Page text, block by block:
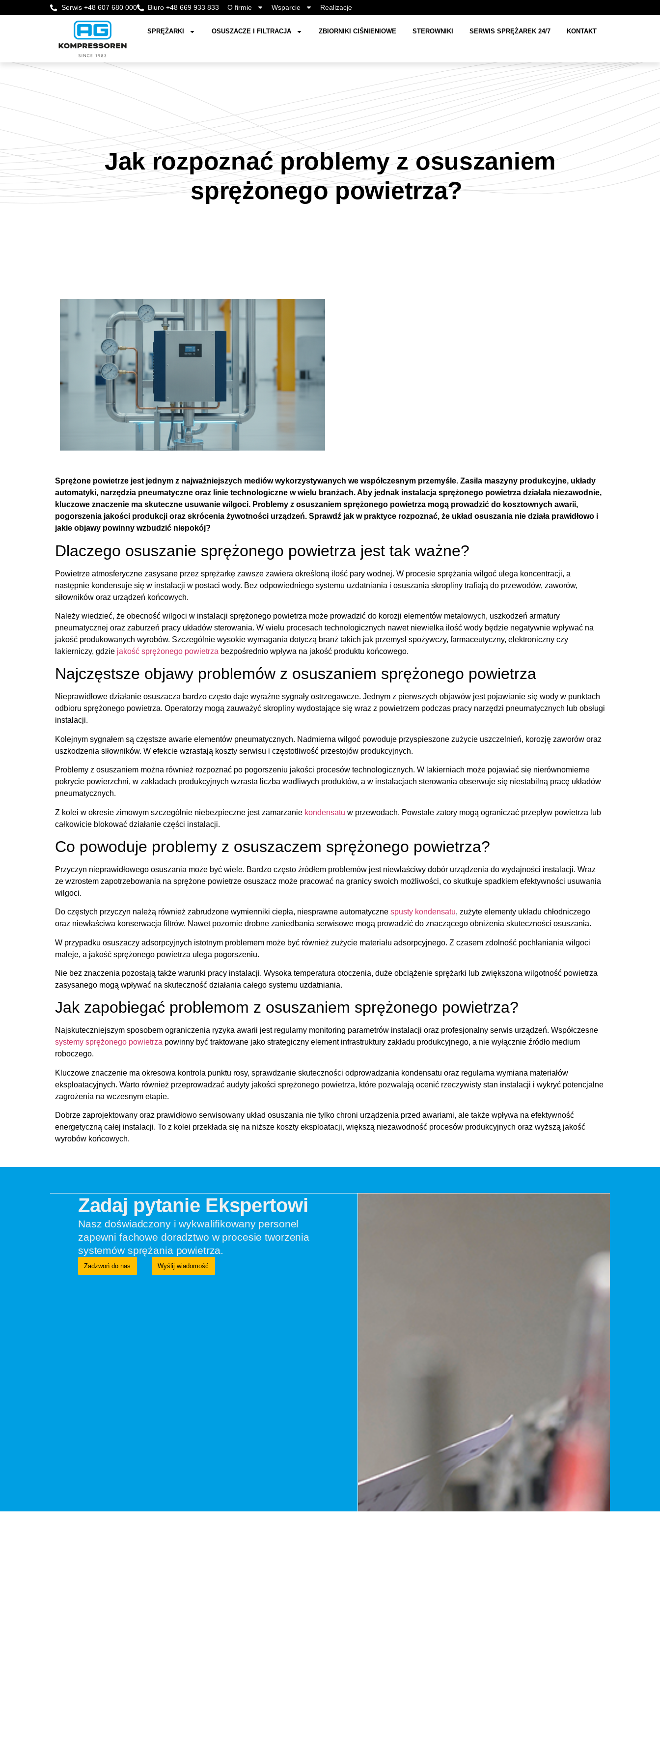
Serwis +48 607 680 000 Biuro +48 669 933 833 O firmie Wsparcie Realizacje
SPRĘŻARKI OSUSZACZE I FILTRACJA ZBIORNIKI CIŚNIENIOWE STEROWNIKI SERWIS SPRĘŻAREK 24/7 KONTAKT
Jak rozpoznać problemy z osuszaniem
sprężonego powietrza?
Sprężone powietrze jest jednym z najważniejszych mediów wykorzystywanych we współczesnym przemyśle. Zasila maszyny produkcyjne, układy
automatyki, narzędzia pneumatyczne oraz linie technologiczne w wielu branżach. Aby jednak instalacja sprężonego powietrza działała niezawodnie,
kluczowe znaczenie ma skuteczne usuwanie wilgoci. Problemy z osuszaniem sprężonego powietrza mogą prowadzić do kosztownych awarii,
pogorszenia jakości produkcji oraz skrócenia żywotności urządzeń. Sprawdź jak w praktyce rozpoznać, że układ osuszania nie działa prawidłowo i
jakie objawy powinny wzbudzić niepokój?
Dlaczego osuszanie sprężonego powietrza jest tak ważne?
Powietrze atmosferyczne zasysane przez sprężarkę zawsze zawiera określoną ilość pary wodnej. W procesie sprężania wilgoć ulega koncentracji, a
następnie kondensuje się w instalacji w postaci wody. Bez odpowiedniego systemu uzdatniania i osuszania skropliny trafiają do przewodów, zaworów,
siłowników oraz urządzeń końcowych.
Należy wiedzieć, że obecność wilgoci w instalacji sprężonego powietrza może prowadzić do korozji elementów metalowych, uszkodzeń armatury
pneumatycznej oraz zaburzeń pracy układów sterowania. W wielu procesach technologicznych nawet niewielka ilość wody będzie negatywnie wpływać na
jakość produkowanych wyrobów. Szczególnie wysokie wymagania dotyczą branż takich jak przemysł spożywczy, farmaceutyczny, elektroniczny czy
lakierniczy, gdzie jakość sprężonego powietrza bezpośrednio wpływa na jakość produktu końcowego.
Najczęstsze objawy problemów z osuszaniem sprężonego powietrza
Nieprawidłowe działanie osuszacza bardzo często daje wyraźne sygnały ostrzegawcze. Jednym z pierwszych objawów jest pojawianie się wody w punktach
odbioru sprężonego powietrza. Operatorzy mogą zauważyć skropliny wydostające się wraz z powietrzem podczas pracy narzędzi pneumatycznych lub obsługi
instalacji.
Kolejnym sygnałem są częstsze awarie elementów pneumatycznych. Nadmierna wilgoć powoduje przyspieszone zużycie uszczelnień, korozję zaworów oraz
uszkodzenia siłowników. W efekcie wzrastają koszty serwisu i częstotliwość przestojów produkcyjnych.
Problemy z osuszaniem można również rozpoznać po pogorszeniu jakości procesów technologicznych. W lakierniach może pojawiać się nierównomierne
pokrycie powierzchni, w zakładach produkcyjnych wzrasta liczba wadliwych produktów, a w instalacjach sterowania obserwuje się niestabilną pracę układów
pneumatycznych.
Z kolei w okresie zimowym szczególnie niebezpieczne jest zamarzanie kondensatu w przewodach. Powstałe zatory mogą ograniczać przepływ powietrza lub
całkowicie blokować działanie części instalacji.
Co powoduje problemy z osuszaczem sprężonego powietrza?
Przyczyn nieprawidłowego osuszania może być wiele. Bardzo często źródłem problemów jest niewłaściwy dobór urządzenia do wydajności instalacji. Wraz
ze wzrostem zapotrzebowania na sprężone powietrze osuszacz może pracować na granicy swoich możliwości, co skutkuje spadkiem efektywności usuwania
wilgoci.
Do częstych przyczyn należą również zabrudzone wymienniki ciepła, niesprawne automatyczne spusty kondensatu, zużyte elementy układu chłodniczego
oraz niewłaściwa konserwacja filtrów. Nawet pozornie drobne zaniedbania serwisowe mogą prowadzić do znaczącego obniżenia skuteczności osuszania.
W przypadku osuszaczy adsorpcyjnych istotnym problemem może być również zużycie materiału adsorpcyjnego. Z czasem zdolność pochłaniania wilgoci
maleje, a jakość sprężonego powietrza ulega pogorszeniu.
Nie bez znaczenia pozostają także warunki pracy instalacji. Wysoka temperatura otoczenia, duże obciążenie sprężarki lub zwiększona wilgotność powietrza
zasysanego mogą wpływać na skuteczność działania całego systemu uzdatniania.
Jak zapobiegać problemom z osuszaniem sprężonego powietrza?
Najskuteczniejszym sposobem ograniczenia ryzyka awarii jest regularny monitoring parametrów instalacji oraz profesjonalny serwis urządzeń. Współczesne
systemy sprężonego powietrza powinny być traktowane jako strategiczny element infrastruktury zakładu produkcyjnego, a nie wyłącznie źródło medium
roboczego.
Kluczowe znaczenie ma okresowa kontrola punktu rosy, sprawdzanie skuteczności odprowadzania kondensatu oraz regularna wymiana materiałów
eksploatacyjnych. Warto również przeprowadzać audyty jakości sprężonego powietrza, które pozwalają ocenić rzeczywisty stan instalacji i wykryć potencjalne
zagrożenia na wczesnym etapie.
Dobrze zaprojektowany oraz prawidłowo serwisowany układ osuszania nie tylko chroni urządzenia przed awariami, ale także wpływa na efektywność
energetyczną całej instalacji. To z kolei przekłada się na niższe koszty eksploatacji, większą niezawodność procesów produkcyjnych oraz wyższą jakość
wyrobów końcowych.
Zadaj pytanie Ekspertowi
Nasz doświadczony i wykwalifikowany personel
zapewni fachowe doradztwo w procesie tworzenia
systemów sprężania powietrza.
Zadzwoń do nas Wyślij wiadomość